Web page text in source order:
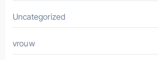
Uncategorized
vrouw